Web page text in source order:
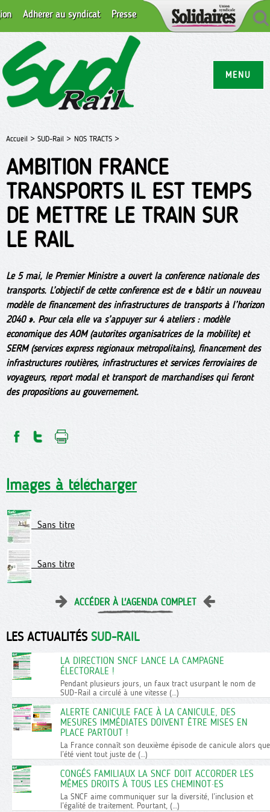
MENU
Adhérer au syndicat Presse
Accueil > SUD-Rail > NOS TRACTS >
AMBITION FRANCE
TRANSPORTS IL EST TEMPS
DE METTRE LE TRAIN SUR
LE RAIL
Le 5 mai, le Premier Ministre a ouvert la conférence nationale des
transports. L’objectif de cette conférence est de « bâtir un nouveau
modèle de financement des infrastructures de transports à l’horizon
2040 ». Pour cela elle va s’appuyer sur 4 ateliers : modèle
économique des AOM (autorités organisatrices de la mobilité) et
SERM (services express régionaux métropolitains), financement des
infrastructures routières, infrastructures et services ferroviaires de
voyageurs, report modal et transport de marchandises qui feront
des propositions au gouvernement.
Images à télécharger
Sans titre
Sans titre
ACCÉDER À L'AGENDA COMPLET
LES ACTUALITÉS SUD-RAIL
LA DIRECTION SNCF LANCE LA CAMPAGNE
ÉLECTORALE !
Pendant plusieurs jours, un faux tract usurpant le nom de
SUD-Rail a circulé à une vitesse (…)
ALERTE CANICULE FACE À LA CANICULE, DES
MESURES IMMÉDIATES DOIVENT ÊTRE MISES EN
PLACE PARTOUT !
La France connaît son deuxième épisode de canicule alors que
l’été vient tout juste de (…)
CONGÉS FAMILIAUX LA SNCF DOIT ACCORDER LES
MÊMES DROITS À TOUS LES CHEMINOT·ES
La SNCF aime communiquer sur la diversité, l’inclusion et
l’égalité de traitement. Pourtant, (…)